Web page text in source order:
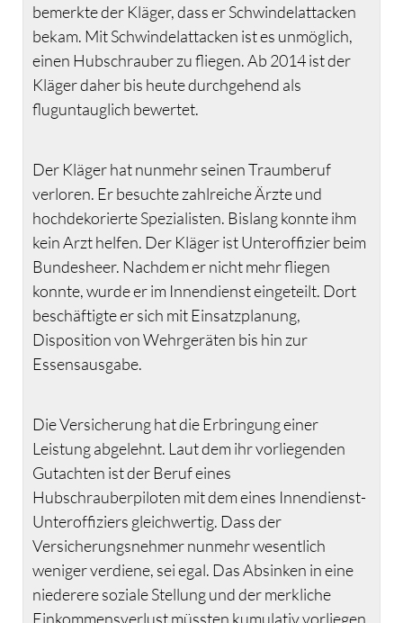
bemerkte der Kläger, dass er Schwindelattacken
bekam. Mit Schwindelattacken ist es unmöglich,
einen Hubschrauber zu fliegen. Ab 2014 ist der
Kläger daher bis heute durchgehend als
fluguntauglich bewertet.
Der Kläger hat nunmehr seinen Traumberuf
verloren. Er besuchte zahlreiche Ärzte und
hochdekorierte Spezialisten. Bislang konnte ihm
kein Arzt helfen. Der Kläger ist Unteroffizier beim
Bundesheer. Nachdem er nicht mehr fliegen
konnte, wurde er im Innendienst eingeteilt. Dort
beschäftigte er sich mit Einsatzplanung,
Disposition von Wehrgeräten bis hin zur
Essensausgabe.
Die Versicherung hat die Erbringung einer
Leistung abgelehnt. Laut dem ihr vorliegenden
Gutachten ist der Beruf eines
Hubschrauberpiloten mit dem eines Innendienst-
Unteroffiziers gleichwertig. Dass der
Versicherungsnehmer nunmehr wesentlich
weniger verdiene, sei egal. Das Absinken in eine
niederere soziale Stellung und der merkliche
Einkommensverlust müssten kumulativ vorliegen.